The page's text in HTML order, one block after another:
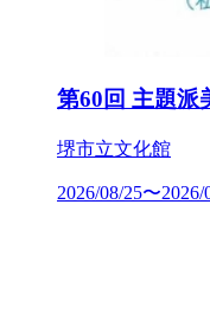
第60回 主題派
堺市立文化館
2026/08/25〜2026/